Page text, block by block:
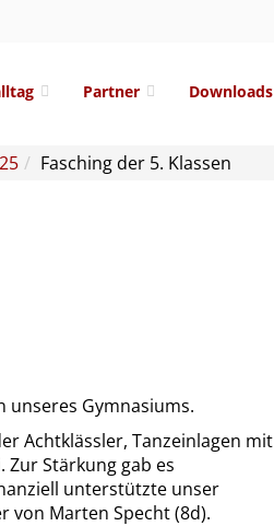
Partner Downloads
Fasching der 5. Klassen
unseres Gymnasiums.
Achtklässler, Tanzeinlagen mit
Stärkung gab es
unterstützte unser
von Marten Specht (8d).